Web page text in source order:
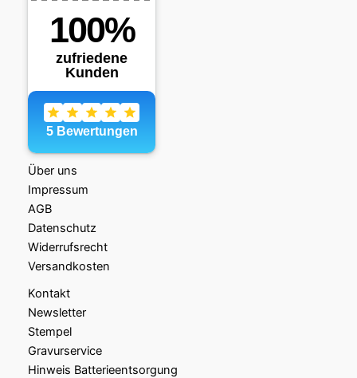
Über uns
Impressum
AGB
Datenschutz
Widerrufsrecht
Versandkosten
Kontakt
Newsletter
Stempel
Gravurservice
Hinweis Batterieentsorgung